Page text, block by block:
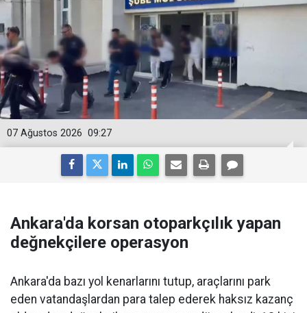
09:27
07 Ağustos 2026
Ankara'da korsan otoparkçılık yapan
değnekçilere operasyon
Ankara'da bazı yol kenarlarını tutup, araçlarını park
eden vatandaşlardan para talep ederek haksız kazanç